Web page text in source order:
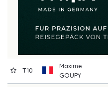
T10
Maxime
GOUPY